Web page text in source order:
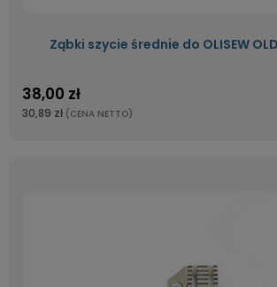
Ząbki szycie średnie do OLISEW
38,00 zł
30,89 zł (CENA NETTO)